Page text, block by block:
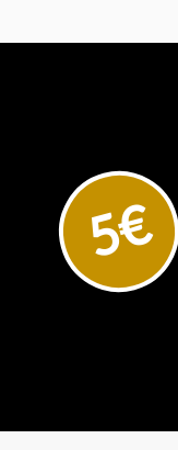
5€